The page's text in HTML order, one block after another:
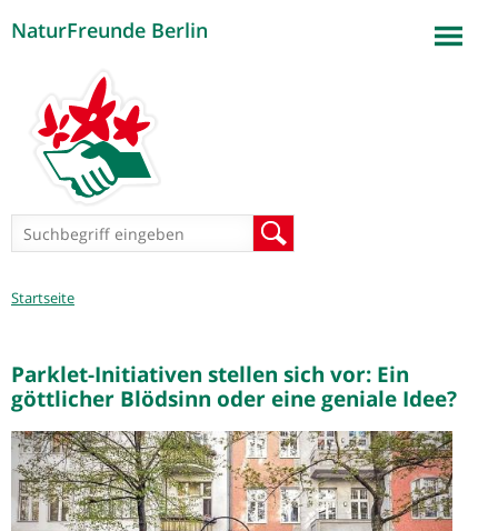
NaturFreunde Berlin
Suchformular
Sie
Startseite
Parklet-Initiativen stellen sich vor: Ein
göttlicher Blödsinn oder eine geniale Idee?